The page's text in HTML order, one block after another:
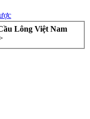
Lông Việt Nam